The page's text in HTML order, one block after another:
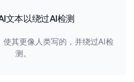
文本以绕过AI检测
使其更像人类写的，并绕过AI检
测。